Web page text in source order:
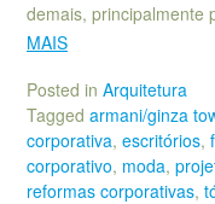
demais, principalmente
MAIS
Posted in Arquitetura
Tagged armani/ginza
corporativa, escritórios,
corporativo, moda,
reformas corporativas,